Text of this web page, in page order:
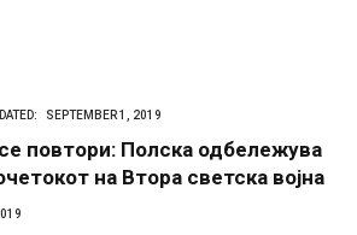
SEPTEMBER 1, 2019
повтори: Полска одбележува
на Втора светска војна